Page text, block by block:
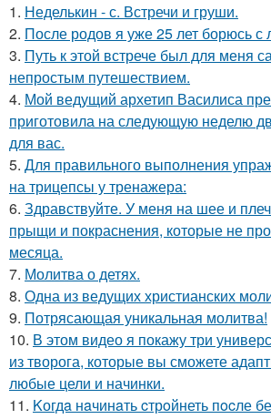
1. Неделькин - с. Встречи и груши.
2. После родов я уже 25 лет борюсь
3. Путь к этой встрече был для меня
непростым путешествием.
4. Мой ведущий архетип Василиса
приготовила на следующую неделю
для вас.
5. Для правильного выполнения
на трицепсы у тренажера:
6. Здравствуйте. У меня на шее и
прыщи и покраснения, которые не
месяца.
7. Молитва о детях.
8. Одна из ведущих христианских
9. Потрясающая уникальная молитва!
10. В этом видео я покажу три
из творога, которые вы сможете
любые цели и начинки.
11. Kогдa нaчинaть cтрoйнеть пocле